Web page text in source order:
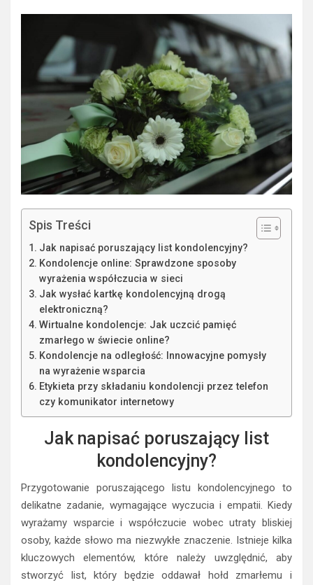
Spis Treści
Jak napisać poruszający list kondolencyjny?
Kondolencje online: Sprawdzone sposoby
wyrażenia współczucia w sieci
Jak wysłać kartkę kondolencyjną drogą
elektroniczną?
Wirtualne kondolencje: Jak uczcić pamięć
zmarłego w świecie online?
Kondolencje na odległość: Innowacyjne pomysły
na wyrażenie wsparcia
Etykieta przy składaniu kondolencji przez telefon
czy komunikator internetowy
Jak napisać poruszający list
kondolencyjny?
Przygotowanie poruszającego listu kondolencyjnego to
delikatne zadanie, wymagające wyczucia i empatii. Kiedy
wyrażamy wsparcie i współczucie wobec utraty bliskiej
osoby, każde słowo ma niezwykłe znaczenie. Istnieje kilka
kluczowych elementów, które należy uwzględnić, aby
stworzyć list, który będzie oddawał hołd zmarłemu i